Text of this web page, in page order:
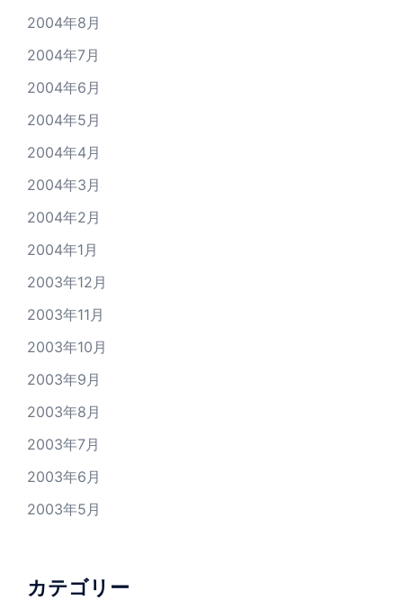
2004年8月
2004年7月
2004年6月
2004年5月
2004年4月
2004年3月
2004年2月
2004年1月
2003年12月
2003年11月
2003年10月
2003年9月
2003年8月
2003年7月
2003年6月
2003年5月
カテゴリー